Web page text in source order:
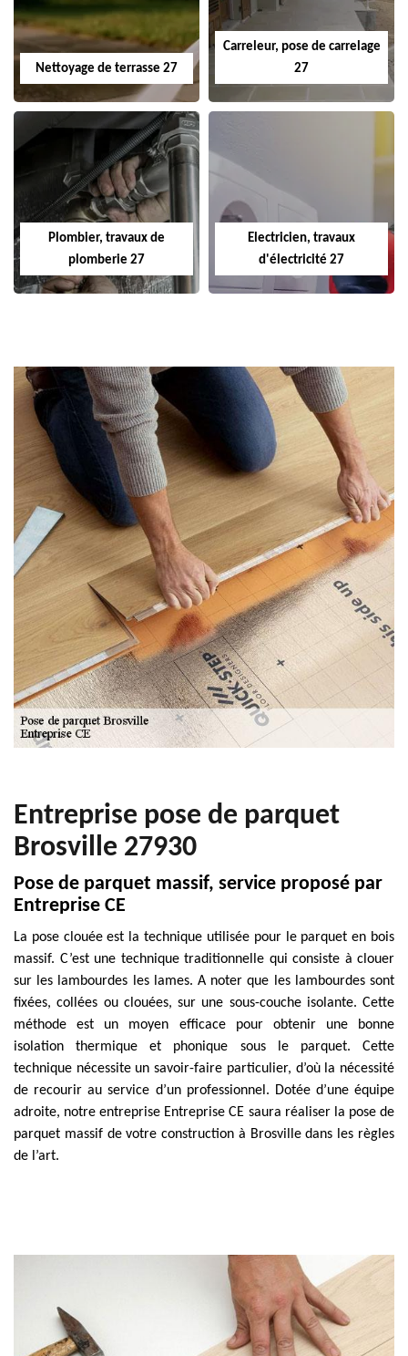
Nettoyage de terrasse 27
Carreleur, pose de carrelage
27
Plombier, travaux de
plomberie 27
Electricien, travaux
d'électricité 27
Entreprise pose de parquet
Brosville 27930
Pose de parquet massif, service proposé par
Entreprise CE
La pose clouée est la technique utilisée pour le parquet en bois
massif. C’est une technique traditionnelle qui consiste à clouer
sur les lambourdes les lames. A noter que les lambourdes sont
fixées, collées ou clouées, sur une sous-couche isolante. Cette
méthode est un moyen efficace pour obtenir une bonne
isolation thermique et phonique sous le parquet. Cette
technique nécessite un savoir-faire particulier, d’où la nécessité
de recourir au service d’un professionnel. Dotée d’une équipe
adroite, notre entreprise Entreprise CE saura réaliser la pose de
parquet massif de votre construction à Brosville dans les règles
de l’art.